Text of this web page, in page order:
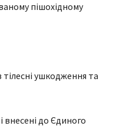
пішохідному
ушкодження та
внесені до Єдиного